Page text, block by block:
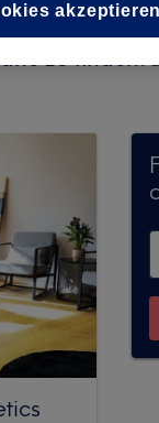
über
akzeptieren